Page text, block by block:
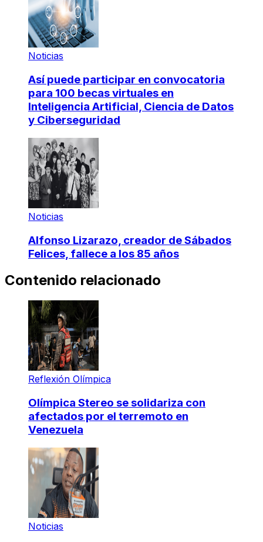
Noticias
Así puede participar en convocatoria
para 100 becas virtuales en
Inteligencia Artificial, Ciencia de Datos
y Ciberseguridad
Noticias
Alfonso Lizarazo, creador de Sábados
Felices, fallece a los 85 años
Contenido relacionado
Reflexión Olímpica
Olímpica Stereo se solidariza con
afectados por el terremoto en
Venezuela
Noticias